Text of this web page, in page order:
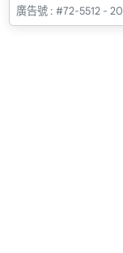
廣告號 : #72-5512 -